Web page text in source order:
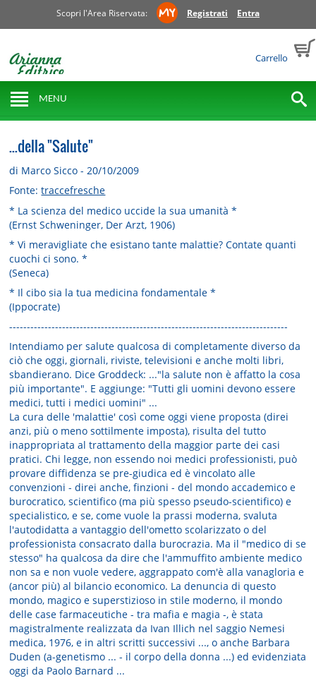
Scopri l'Area Riservata: Registrati Entra
Carrello
MENU
...della "Salute"
di Marco Sicco - 20/10/2009
Fonte:traccefresche
* La scienza del medico uccide la sua umanità *
(Ernst Schweninger, Der Arzt, 1906)
* Vi meravigliate che esistano tante malattie? Contate quanti
cuochi ci sono. *
(Seneca)
* Il cibo sia la tua medicina fondamentale *
(Ippocrate)
-------------------------------------------------------------------------------
Intendiamo per salute qualcosa di completamente diverso da
ciò che oggi, giornali, riviste, televisioni e anche molti libri,
sbandierano. Dice Groddeck: ..."la salute non è affatto la cosa
più importante". E aggiunge: "Tutti gli uomini devono essere
medici, tutti i medici uomini" ...
La cura delle 'malattie' così come oggi viene proposta (direi
anzi, più o meno sottilmente imposta), risulta del tutto
inappropriata al trattamento della maggior parte dei casi
pratici. Chi legge, non essendo noi medici professionisti, può
provare diffidenza se pre-giudica ed è vincolato alle
convenzioni - direi anche, finzioni - del mondo accademico e
burocratico, scientifico (ma più spesso pseudo-scientifico) e
specialistico, e se, come vuole la prassi moderna, svaluta
l'autodidatta a vantaggio dell'ometto scolarizzato o del
professionista consacrato dalla burocrazia. Ma il "medico di se
stesso" ha qualcosa da dire che l'ammuffito ambiente medico
non sa e non vuole vedere, aggrappato com'è alla vanagloria e
(ancor più) al bilancio economico. La denuncia di questo
mondo, magico e superstizioso in stile moderno, il mondo
delle case farmaceutiche - tra mafia e magia -, è stata
magistralmente realizzata da Ivan Illich nel saggio Nemesi
medica, 1976, e in altri scritti successivi ..., o anche Barbara
Duden (a-genetismo ... - il corpo della donna ...) ed evidenziata
oggi da Paolo Barnard ...